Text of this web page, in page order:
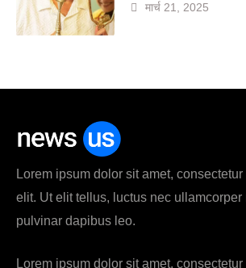
मार्च 21, 2025
Lorem ipsum dolor sit amet,
elit. Ut elit tellus, luctus nec ullamcorper
pulvinar dapibus leo.
Lorem ipsum dolor sit amet,